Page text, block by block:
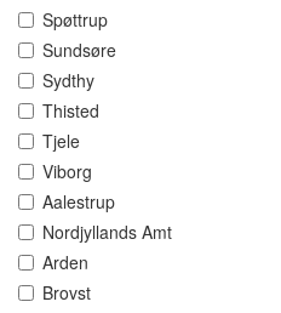
Spøttrup
Sundsøre
Sydthy
Thisted
Tjele
Viborg
Aalestrup
Nordjyllands Amt
Arden
Brovst